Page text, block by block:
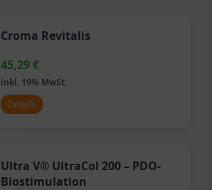
Croma Revitalis
45,29€
inkl. 19% MwSt.
Details
Ultra V® UltraCol 200 – PDO-
Biostimulation